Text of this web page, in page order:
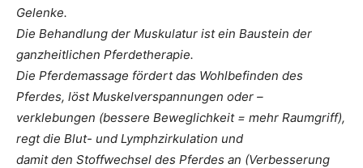
Gelenke.
Die Behandlung der Muskulatur ist ein Baustein der
ganzheitlichen Pferdetherapie.
Die Pferdemassage fördert das Wohlbefinden des
Pferdes, löst Muskelverspannungen oder –
verklebungen (bessere Beweglichkeit = mehr Raumgriff),
regt die Blut- und Lymphzirkulation und
damit den Stoffwechsel des Pferdes an (Verbesserung